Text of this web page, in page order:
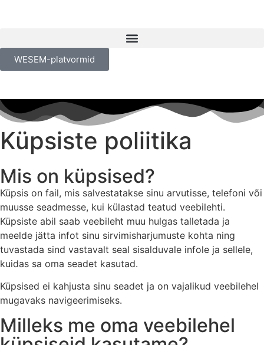
WESEM-platvormid
Küpsiste poliitika
Mis on küpsised?
Küpsis on fail, mis salvestatakse sinu arvutisse, telefoni või
muusse seadmesse, kui külastad teatud veebilehti.
Küpsiste abil saab veebileht muu hulgas talletada ja
meelde jätta infot sinu sirvimisharjumuste kohta ning
tuvastada sind vastavalt seal sisalduvale infole ja sellele,
kuidas sa oma seadet kasutad.
Küpsised ei kahjusta sinu seadet ja on vajalikud veebilehel
mugavaks navigeerimiseks.
Milleks me oma veebilehel